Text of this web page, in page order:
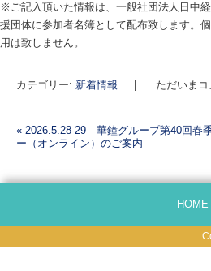
※ご記入頂いた情報は、一般社団法人日中
援団体に参加者名簿として配布致します。
用は致しません。
カテゴリー: 新着情報 ただいまコ
投稿ナビゲーション
« 2026.5.28-29 華鐘グループ第40回春
ー（オンライン）のご案内
HOME